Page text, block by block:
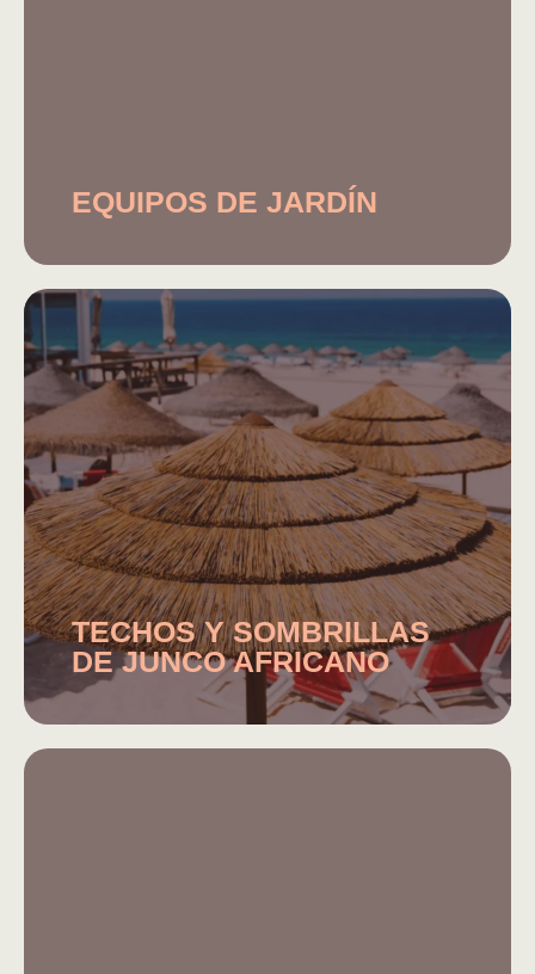
EQUIPOS DE JARDÍN
TECHOS Y SOMBRILLAS
DE JUNCO AFRICANO